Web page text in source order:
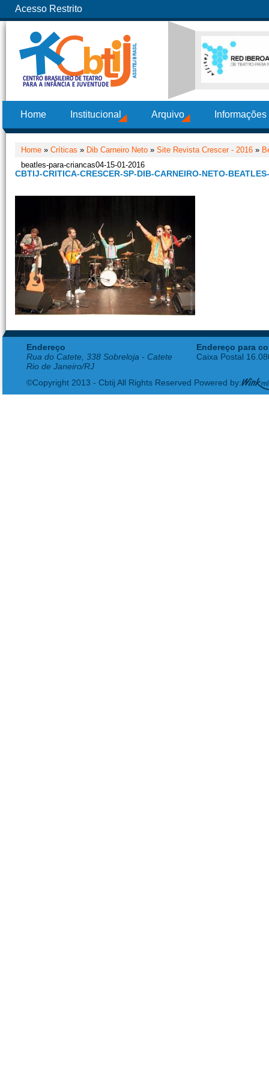
Acesso Restrito
Home Institucional Arquivo
Home » Críticas » Dib Carneiro Neto » Site Revista Crescer - 2016 »
beatles-para-criancas04-15-01-2016
CBTIJ-CRITICA-CRESCER-SP-DIB-CARNEIRO-NETO-
Endereço
Rua do Catete, 338 Sobreloja - Catete
Rio de Janeiro/RJ
Endereço para
Caixa Postal
©Copyright 2013 - Cbtij All Rights Reserved Powered by: